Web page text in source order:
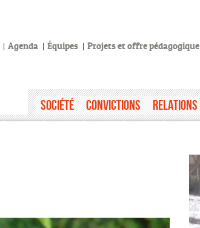
Société Convictions Relations
Agenda Équipes Projets et offre pédagogique